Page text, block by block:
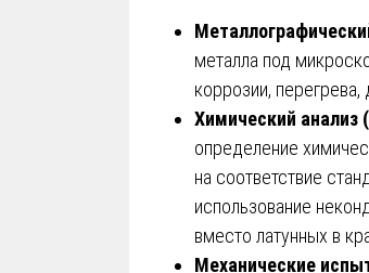
металла под
коррозии, перегрева,
Химический анализ
определение
на соответствие
использование
вместо латунных в
Механические